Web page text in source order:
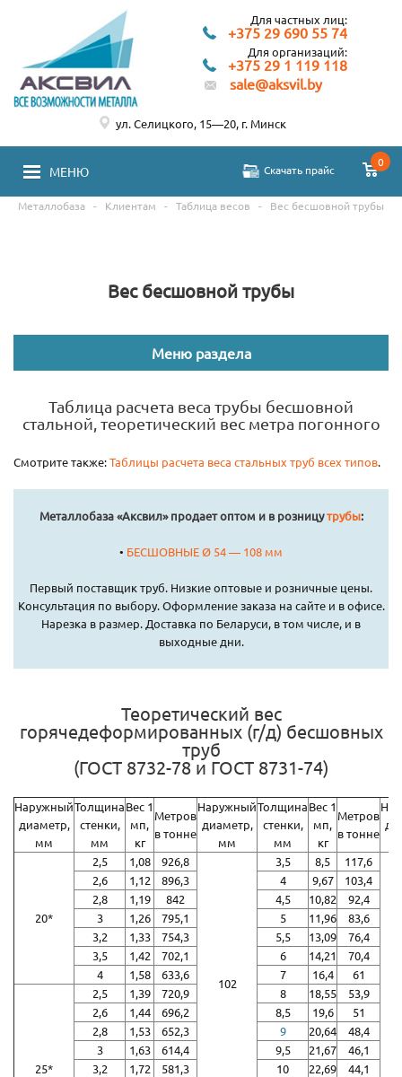
Для частных лиц:
+375 29 690 55 74
Для организаций:
+375 29 1 119 118
sale@aksvil.by
МЕНЮ Скачать прайс
0
ул. Селицкого, 15—20, г. Минск
Металлобаза - Клиентам - Таблица весов - Вес бесшовной трубы
Вес бесшовной трубы
Меню раздела
Таблица расчета веса трубы бесшовной
стальной, теоретический вес метра погонного
Смотрите также:Таблицы расчета веса стальных труб всех типов.
Металлобаза «Аксвил» продает оптом и в розницутрубы:
• БЕСШОВНЫЕ Ø 54 — 108 мм
Первый поставщик труб. Низкие оптовые и розничные цены.
Консультация по выбору. Оформление заказа на сайте и в офисе.
Нарезка в размер. Доставка по Беларуси, в том числе, и в
выходные дни.
Теоретический вес
горячедеформированных (г/д) бесшовных
труб
(ГОСТ 8732-78 и ГОСТ 8731-74)
Наружный
диаметр,
мм
Толщина
стенки,
мм
Вес 1
мп,
кг
Метров
в тонне
Наружный
диаметр,
мм
Толщина
стенки,
мм
Вес 1
мп,
кг
Метров
в тонне
20*
2,5 1,08 926,8
102
3,5 8,5 117,6
2,6 1,12 896,3 4 9,67
103,4
2,8
1,19 842 4,5 10,82
92,4
3
1,26 795,1 5 11,96
83,6
3,2
1,33 754,3 5,5 13,09
76,4
3,5
1,42 702,1 6 14,21
70,4
4
1,58 633,6 7 16,4 61
25*
2,5 1,39 720,9 8 18,55
53,9
2,6
1,44 696,2 8,5 19,6
51
2,8
1,53 652,3 9 20,64
48,4
3
1,63 614,4 9,5 21,67
46,1
3,2
1,72 581,3 10 22,69
44,1